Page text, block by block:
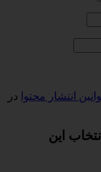
انتشار محتوا در
این